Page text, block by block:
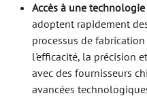
Accès à une
adoptent rapidement
processus de
l'efficacité, la précision
avec des fournisseurs
avancées